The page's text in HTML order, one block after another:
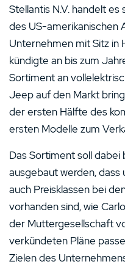
Stellantis N.V. handelt
des US-amerikanischen
Unternehmen mit Sitz in
kündigte an bis zum
Sortiment an
Jeep auf den Markt
der ersten Hälfte des
ersten Modelle zum
Das Sortiment soll
ausgebaut werden,
auch Preisklassen bei
vorhanden sind, wie
der Muttergesellschaft
verkündeten Pläne
Zielen des